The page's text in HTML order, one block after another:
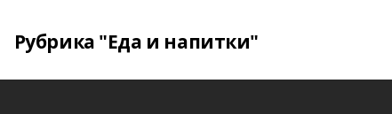
Рубрика "Еда и напитки"